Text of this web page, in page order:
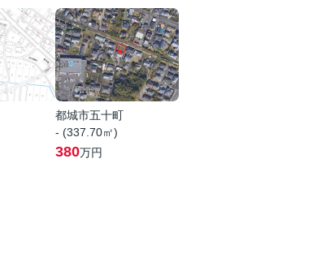
都城市五十町
- (337.70㎡)
380万円